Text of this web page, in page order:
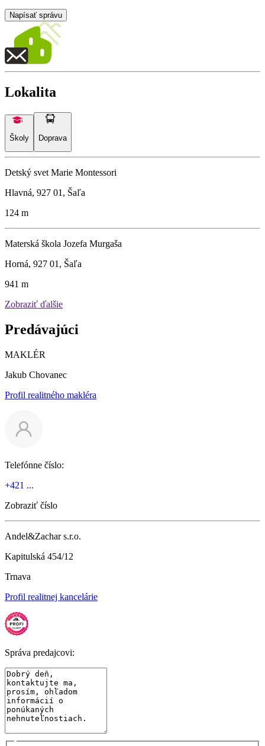
Napísať správu
Lokalita
Školy Doprava
Detský svet Marie Montessori
Hlavná, 927 01, Šaľa
124 m
Materská škola Jozefa Murgaša
Horná, 927 01, Šaľa
941 m
Zobraziť ďalšie
Predávajúci
MAKLÉR
Jakub Chovanec
Profil realitného makléra
Telefónne číslo:
+421 ...
Zobraziť číslo
Andel&Zachar s.r.o.
Kapitulská 454/12
Trnava
Profil realitnej kancelárie
Správa predajcovi: